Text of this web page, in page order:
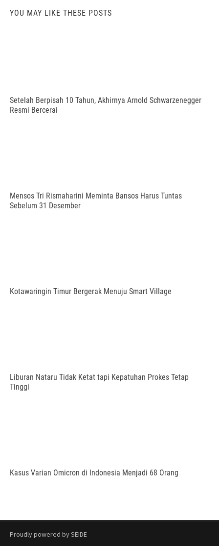
YOU MAY LIKE THESE POSTS
Setelah Berpisah 10 Tahun, Akhirnya Arnold Schwarzenegger
Resmi Bercerai
Mensos Tri Rismaharini Meminta Bansos Harus Tuntas
Sebelum 31 Desember
Kotawaringin Timur Bergerak Menuju Smart Village
Liburan Nataru Tidak Ketat tapi Kepatuhan Prokes Tetap
Tinggi
Kasus Varian Omicron di Indonesia Menjadi 68 Orang
Proudly powered by SEIDE